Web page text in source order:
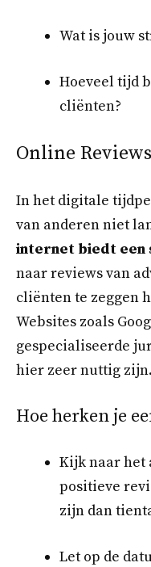
Wat is jouw
Hoeveel tijd
cliënten?
Online
In het digitale
van anderen niet
internet biedt een
naar reviews van
cliënten te zeggen
Websites zoals
gespecialiseerde
hier zeer nuttig zijn.
Hoe herken je
Kijk naar het
positieve
zijn dan
Let op de